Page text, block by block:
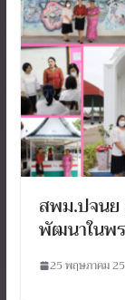
สพม.ปจนย
พัฒนาในพ
25 พฤษภาคม